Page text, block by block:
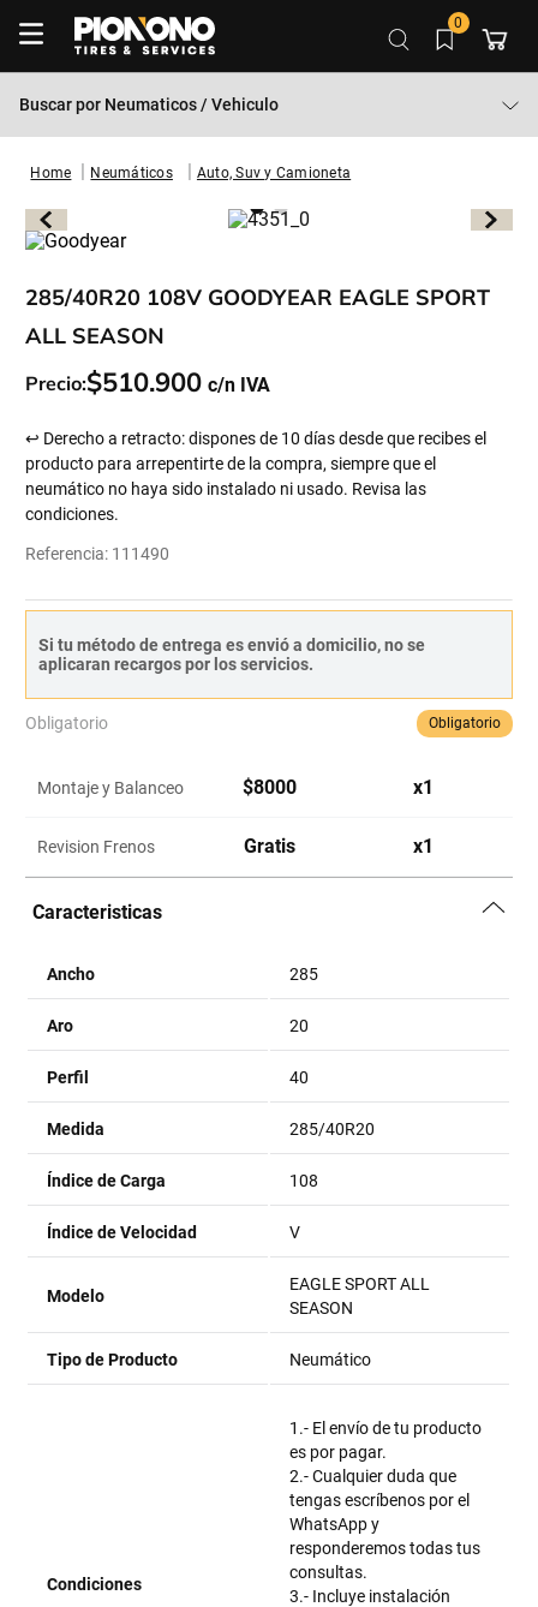
0
Buscar por Neumaticos / Vehiculo
Neumáticos Auto, Suv y Camioneta
285/40R20 108V GOODYEAR EAGLE SPORT
ALL SEASON
Precio:$510.900
↩ Derecho a retracto: dispones de 10 días desde que recibes el
producto para arrepentirte de la compra, siempre que el
neumático no haya sido instalado ni usado. Revisa las
condiciones.
Referencia: 111490
Si tu método de entrega es envió a domicilio, no se
aplicaran recargos por los servicios.
Obligatorio Obligatorio
Montaje y Balanceo $8000 x1
Revision Frenos Gratis x1
Caracteristicas
Ancho 285
Aro 20
Perfil 40
Medida 285/40R20
Índice de Carga 108
Índice de Velocidad V
Modelo
EAGLE SPORT ALL
SEASON
Tipo de Producto Neumático
Condiciones
1.- El envío de tu producto
es por pagar.
2.- Cualquier duda que
tengas escríbenos por el
WhatsApp y
responderemos todas tus
consultas.
3.- Incluye instalación